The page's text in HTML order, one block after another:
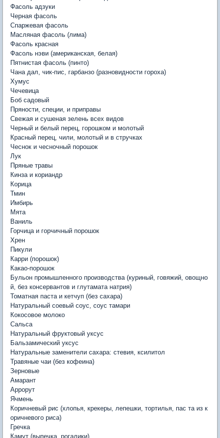
Фасоль адзуки
Черная фасоль
Спаржевая фасоль
Масляная фасоль (лима)
Фасоль красная
Фасоль нэви (американская, белая)
Пятнистая фасоль (пинто)
Чана дал, чик-пис, гарбанзо (разновидности гороха)
Хумус
Чечевица
Боб садовый
Пряности, специи, и приправы
Свежая и сушеная зелень всех видов
Черный и белый перец, горошком и молотый
Красный перец, чили, молотый и в стручках
Чеснок и чесночный порошок
Лук
Пряные травы
Кинза и кориандр
Корица
Тмин
Имбирь
Мята
Ваниль
Горчица и горчичный порошок
Хрен
Пикули
Карри (порошок)
Какао-порошок
Бульон промышленного производства (куриный, говяжий, овощно
й, без консервантов и глутамата натрия)
Томатная паста и кетчуп (без сахара)
Натуральный соевый соус, соус тамари
Кокосовое молоко
Сальса
Натуральный фруктовый уксус
Бальзамический уксус
Натуральные заменители сахара: стевия, ксилитол
Травяные чаи (без кофеина)
Зерновые
Амарант
Аррорут
Ячмень
Коричневый рис (хлопья, крекеры, лепешки, тортилья, пас та из к
оричневого риса)
Гречка
Камут (выпечка, рогалики)